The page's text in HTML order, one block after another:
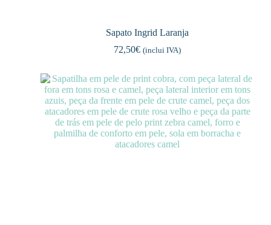
Sapato Ingrid Laranja
72,50€ (inclui IVA)